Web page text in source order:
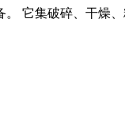
它集破碎、干燥